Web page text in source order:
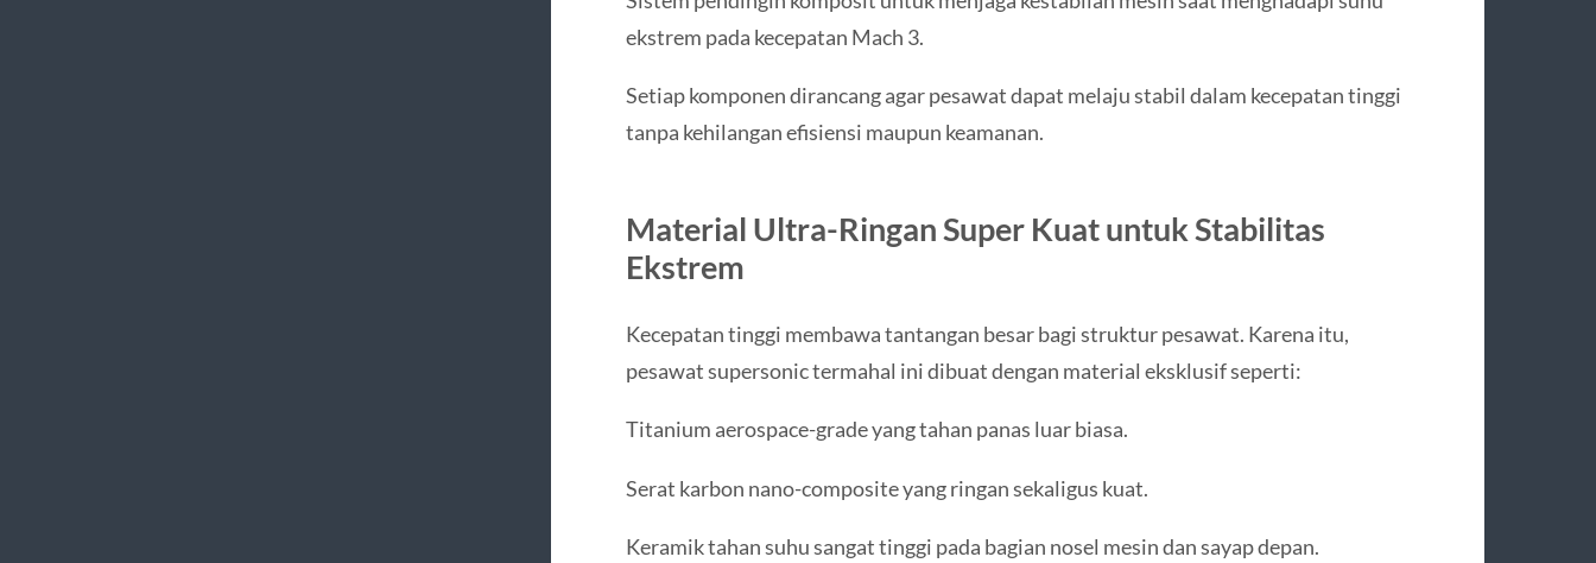
ekstrem pada kecepatan Mach 3.
Setiap komponen dirancang agar pesawat dapat melaju stabil dalam kecepatan tinggi
tanpa kehilangan efisiensi maupun keamanan.
Material Ultra-Ringan Super Kuat untuk Stabilitas
Ekstrem
Kecepatan tinggi membawa tantangan besar bagi struktur pesawat. Karena itu,
pesawat supersonic termahal ini dibuat dengan material eksklusif seperti:
Titanium aerospace-grade yang tahan panas luar biasa.
Serat karbon nano-composite yang ringan sekaligus kuat.
Keramik tahan suhu sangat tinggi pada bagian nosel mesin dan sayap depan.